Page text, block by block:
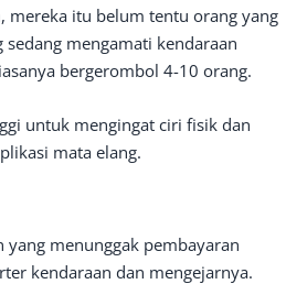
mereka itu belum tentu orang yang
mengamati kendaraan
bergerombol 4-10 orang.
untuk mengingat ciri fisik dan
mata elang.
yang menunggak pembayaran
kendaraan dan mengejarnya.